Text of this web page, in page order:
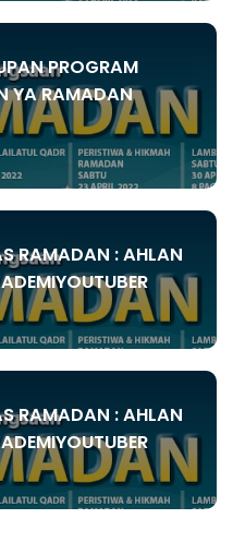
PROGRAM
YA RAMADAN
RAMADAN : AHLAN
RAMADAN : AHLAN